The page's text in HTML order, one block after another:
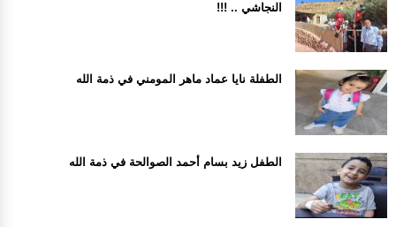
النجاشي .. !!!
الطفلة نايا عماد ماهر المومني في ذمة الله
الطفل زيد بسام أحمد الصوالحة في ذمة الله